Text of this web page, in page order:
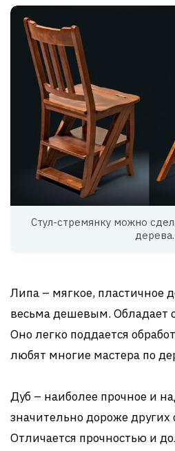
Стул-стремянку можно
дерева.
Липа – мягкое, пластичное
весьма дешевым. Обладает
Оно легко поддается
любят многие мастера по
Дуб – наиболее прочное и
значительно дороже других
Отличается прочностью и